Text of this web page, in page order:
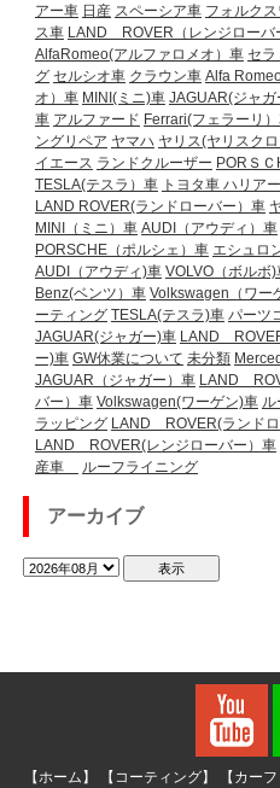
アー車 日産 スペーシア車 フォルク
ス車 LAND ROVER（レンジローバ
AlfaRomeo(アルファロメオ）車 セラ
グ セルシオ車 クラウン車 Alfa
オ）車 MINI(ミニ)車 JAGUAR(ジャガ
車 アルファード Ferrari(フェラーリ
ングリペア ヤマハ ヤリス(ヤリスクロ
イエース ランドクルーザー PORＳ
TESLA(テスラ）車 トヨタ車 ハリアー
LAND ROVER(ランドローバー）車
MINI（ミニ）車 AUDI（アウディ）車
PORSCHE（ポルシェ）車 エシュロ
AUDI（アウディ)車 VOLVO（ボルボ)
Benz(ベンツ）車 Volkswagen（ワー
ーティング TESLA(テスラ)車 パーツ
JAGUAR(ジャガー)車 LAND
ー)車 GW休業について 未分類
JAGUAR（ジャガー）車 LAND
バー）車 Volkswagen(ワーゲン)車 ル
ラッピング LAND ROVER(ランド
LAND ROVER(レンジローバー）車
産車
ルーフライニング
アーカイブ
【ホーム】 【コーティング】 【カー